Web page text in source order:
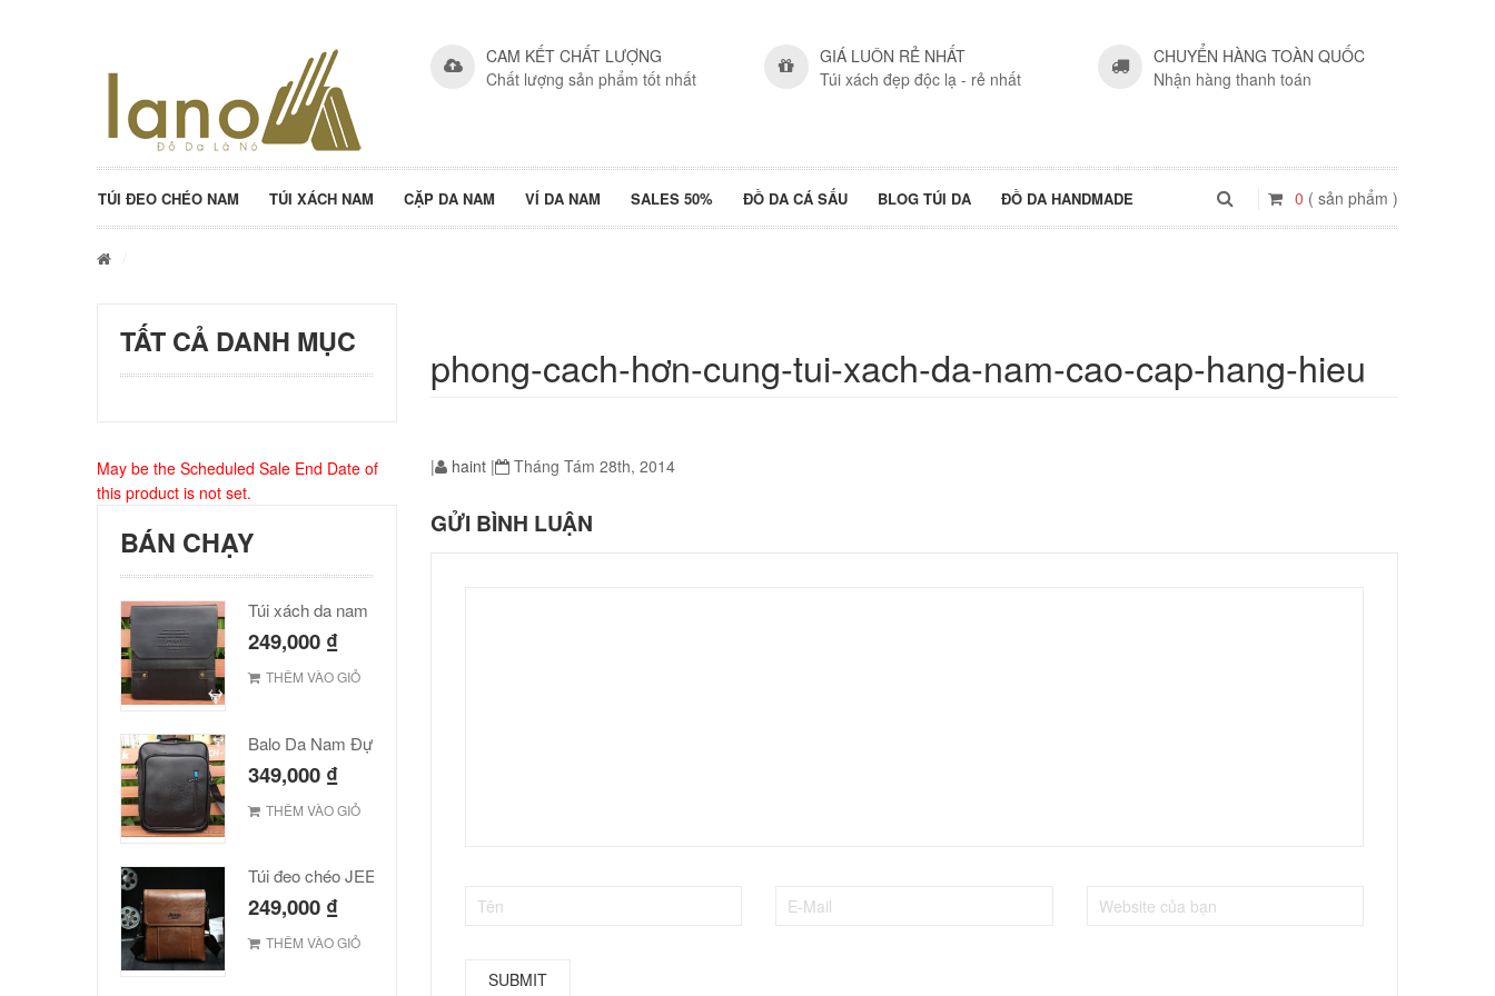
CAM KẾT CHẤT LƯỢNG
Chất lượng sản phẩm tốt nhất
GIÁ LUÔN RẺ NHẤT
Túi xách đẹp độc lạ - rẻ nhất
CHUYỂN HÀNG TOÀN QUỐC
Nhận hàng thanh toán
TÚI ĐEO CHÉO NAM TÚI XÁCH NAM CẶP DA NAM VÍ DA NAM SALES 50% ĐỒ DA CÁ SẤU BLOG TÚI DA ĐỒ DA HANDMADE 0 ( sản phẩm )
TẤT CẢ DANH MỤC
May be the Scheduled Sale End Date of
this product is not set.
BÁN CHẠY
249,000 ₫
THÊM VÀO GIỎ
Balo Da Nam Đựng Laptop Đẹp Giá Rẻ
349,000 ₫
THÊM VÀO GIỎ
249,000 ₫
THÊM VÀO GIỎ
phong-cach-hơn-cung-tui-xach-da-nam-cao-cap-hang-hieu
| haint | Tháng Tám 28th, 2014
GỬI BÌNH LUẬN